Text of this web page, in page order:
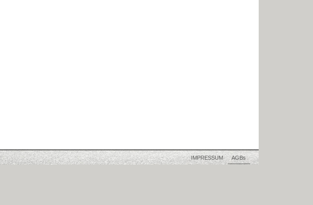
IMPRESSUM AGBs